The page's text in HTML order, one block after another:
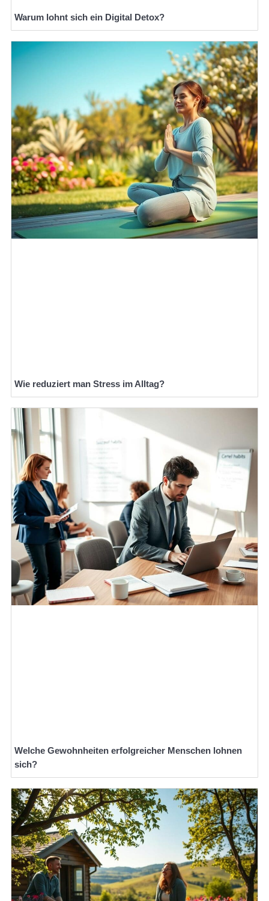
Warum lohnt sich ein Digital Detox?
Wie reduziert man Stress im Alltag?
Welche Gewohnheiten erfolgreicher Menschen lohnen
sich?